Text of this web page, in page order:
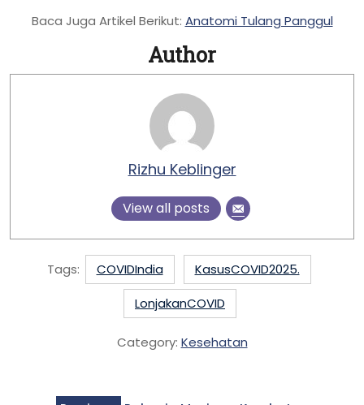
Baca Juga Artikel Berikut: Anatomi Tulang Panggul
Author
Rizhu Keblinger
View all posts
Tags: COVIDIndia
KasusCOVID2025.
LonjakanCOVID
Category: Kesehatan